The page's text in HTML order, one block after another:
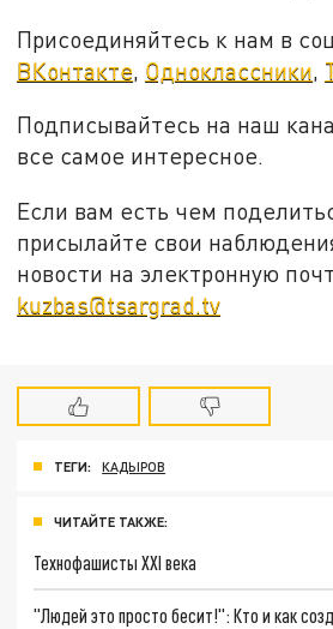
Присоединяйтесь к нам в
ВКонтакте, Одноклассники,
Подписывайтесь на наш
все самое интересное.
Если вам есть чем
присылайте свои
новости на электронную
kuzbas@tsargrad.tv
ТЕГИ: КАДЫРОВ
ЧИТАЙТЕ ТАКЖЕ:
Технофашисты XXI века
"Людей это просто бесит!": Кто и как